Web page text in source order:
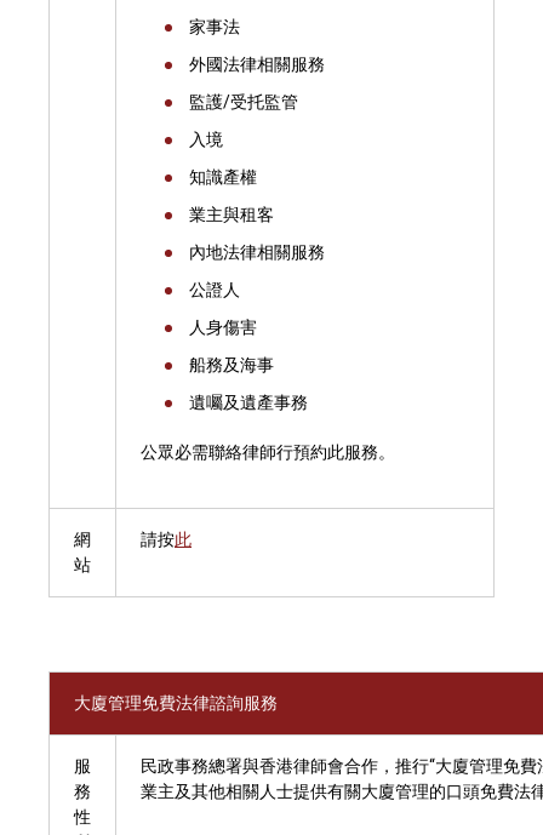
家事法
外國法律相關服務
監護/受托監管
入境
知識產權
業主與租客
內地法律相關服務
公證人
人身傷害
船務及海事
遺囑及遺產事務
公眾必需聯絡律師行預約此服務。
網
站
請按此
大廈管理免費法律諮詢服務
服
務
性
民政事務總署與香港律師會合作，推行“大廈管理免
業主及其他相關人士提供有關大廈管理的口頭免費法